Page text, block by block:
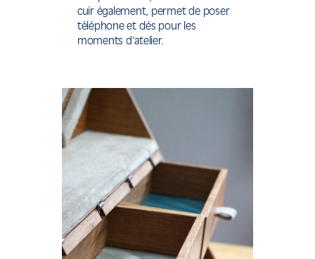
cuir également, permet de poser
téléphone et clés pour les
moments d’atelier.